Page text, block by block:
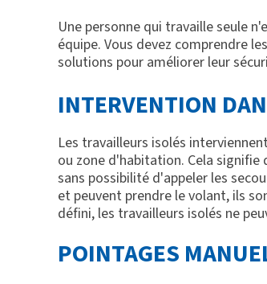
Une personne qui travaille seule
équipe. Vous devez comprendre
solutions pour améliorer leur
INTERVENTION
Les travailleurs isolés
ou zone d'habitation. Cela
sans possibilité d'appeler les
et peuvent prendre le volant, ils
défini, les travailleurs isolés ne
POINTAGES